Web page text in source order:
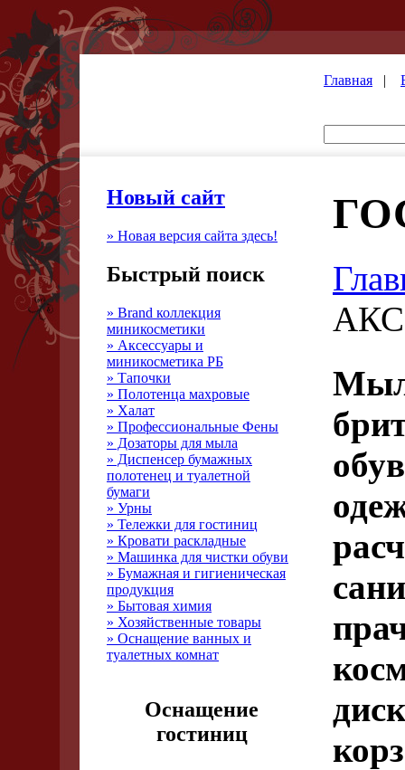
Главная |
Новый сайт
» Новая версия сайта здесь!
Быстрый поиск
» Brand коллекция
миникосметики
» Аксессуары и
миникосметика РБ
» Тапочки
» Полотенца махровые
» Халат
» Профессиональные Фены
» Дозаторы для мыла
» Диспенсер бумажных
полотенец и туалетной
бумаги
» Урны
» Тележки для гостиниц
» Кровати раскладные
» Машинка для чистки обуви
» Бумажная и гигиеническая
продукция
» Бытовая химия
» Хозяйственные товары
» Оснащение ванных и
туалетных комнат
Оснащение
гостиниц